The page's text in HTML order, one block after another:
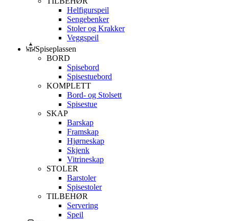
Helfigurspeil
Sengebenker
Stoler og Krakker
Veggspeil
Spiseplassen
BORD
Spisebord
Spisestuebord
KOMPLETT
Bord- og Stolsett
Spisestue
SKAP
Barskap
Framskap
Hjørneskap
Skjenk
Vitrineskap
STOLER
Barstoler
Spisestoler
TILBEHØR
Servering
Speil